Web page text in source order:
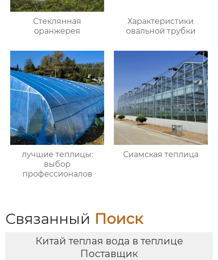
Стеклянная
оранжерея
Характеристики
овальной трубки
лучшие теплицы:
выбор
профессионалов
Сиамская теплица
Связанный Поиск
Китай теплая вода в теплице
Поставщик